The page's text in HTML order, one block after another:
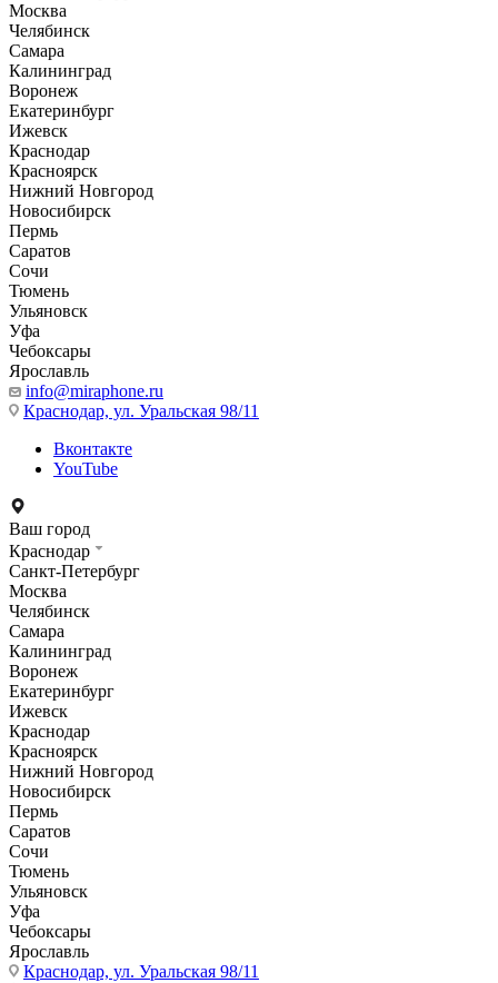
Москва
Челябинск
Самара
Калининград
Воронеж
Екатеринбург
Ижевск
Краснодар
Красноярск
Нижний Новгород
Новосибирск
Пермь
Саратов
Сочи
Тюмень
Ульяновск
Уфа
Чебоксары
Ярославль
info@miraphone.ru
Краснодар, ул. Уральская 98/11
Вконтакте
YouTube
Ваш город
Краснодар
Санкт-Петербург
Москва
Челябинск
Самара
Калининград
Воронеж
Екатеринбург
Ижевск
Краснодар
Красноярск
Нижний Новгород
Новосибирск
Пермь
Саратов
Сочи
Тюмень
Ульяновск
Уфа
Чебоксары
Ярославль
Краснодар, ул. Уральская 98/11